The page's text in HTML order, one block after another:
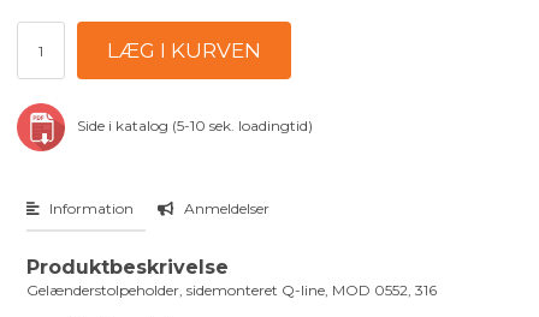
Side i katalog (5-10 sek. loadingtid)
Information Anmeldelser
Produktbeskrivelse
Gelænderstolpeholder, sidemonteret Q-line, MOD 0552, 316